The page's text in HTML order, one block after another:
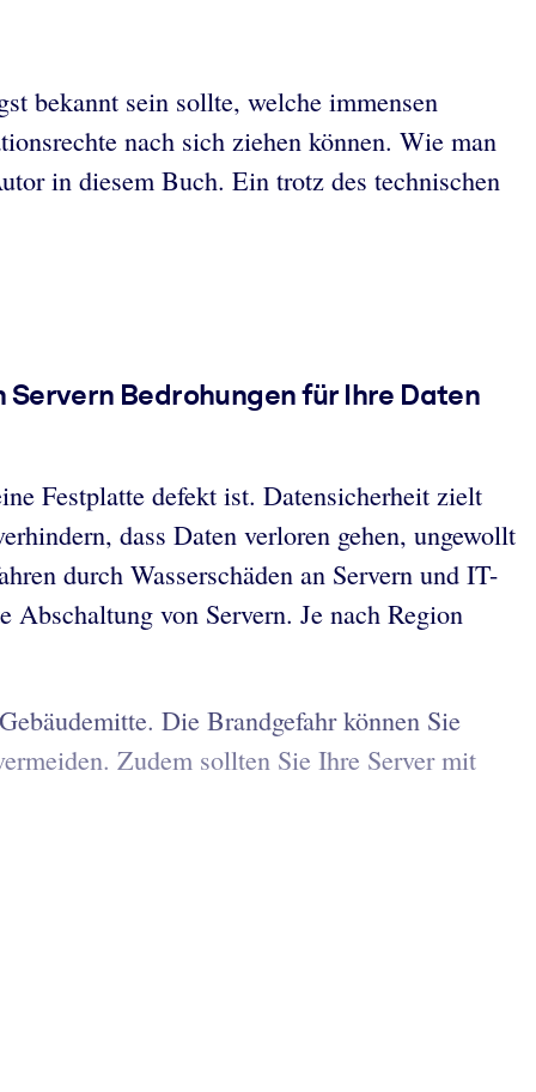
bekannt sein sollte, welche immensen
nach sich ziehen können. Wie man
in diesem Buch. Ein trotz des technischen
Bedrohungen für Ihre Daten
Festplatte defekt ist. Datensicherheit zielt
dass Daten verloren gehen, ungewollt
durch Wasserschäden an Servern und IT-
Abschaltung von Servern. Je nach Region
Die Brandgefahr können Sie
Zudem sollten Sie Ihre Server mit